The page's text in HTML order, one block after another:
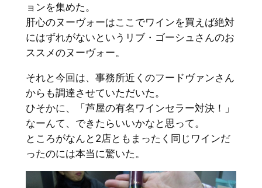
ョンを集めた。
肝心のヌーヴォーはここでワインを買えば絶対
にはずれがないというリブ・ゴーシュさんのお
ススメのヌーヴォー。
それと今回は、事務所近くのフードヴァンさん
からも調達させていただいた。
ひそかに、「芦屋の有名ワインセラー対決！」
なーんて、できたらいいかなと思って。
ところがなんと2店ともまったく同じワインだ
ったのには本当に驚いた。